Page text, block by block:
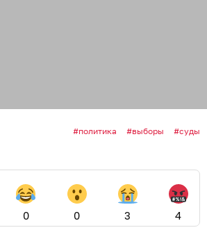
политика выборы суды
0 0 3 4